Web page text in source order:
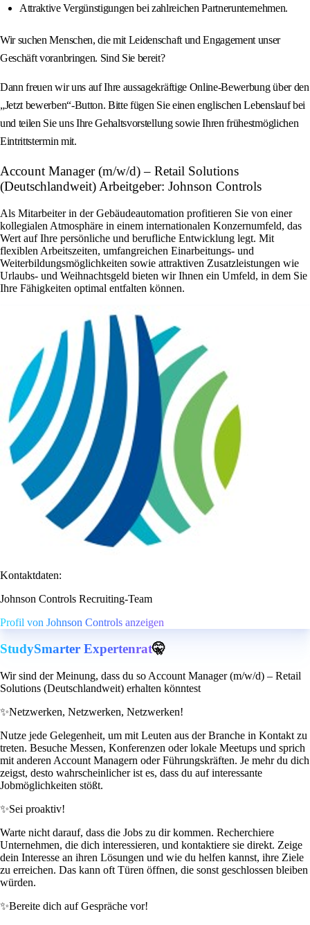
Attraktive Vergünstigungen bei zahlreichen Partnerunternehmen.
Wir suchen Menschen, die mit Leidenschaft und Engagement unser
Geschäft voranbringen. Sind Sie bereit?
Dann freuen wir uns auf Ihre aussagekräftige Online-Bewerbung über den
„Jetzt bewerben“-Button. Bitte fügen Sie einen englischen Lebenslauf bei
und teilen Sie uns Ihre Gehaltsvorstellung sowie Ihren frühestmöglichen
Eintrittstermin mit.
Account Manager (m/w/d) – Retail Solutions
(Deutschlandweit) Arbeitgeber: Johnson Controls
Als Mitarbeiter in der Gebäudeautomation profitieren Sie von einer
kollegialen Atmosphäre in einem internationalen Konzernumfeld, das
Wert auf Ihre persönliche und berufliche Entwicklung legt. Mit
flexiblen Arbeitszeiten, umfangreichen Einarbeitungs- und
Weiterbildungsmöglichkeiten sowie attraktiven Zusatzleistungen wie
Urlaubs- und Weihnachtsgeld bieten wir Ihnen ein Umfeld, in dem Sie
Ihre Fähigkeiten optimal entfalten können.
Kontaktdaten:
Johnson Controls Recruiting-Team
Profil von Johnson Controls anzeigen
StudySmarter Expertenrat🤫
Wir sind der Meinung, dass du so Account Manager (m/w/d) – Retail
Solutions (Deutschlandweit) erhalten könntest
✨Netzwerken, Netzwerken, Netzwerken!
Nutze jede Gelegenheit, um mit Leuten aus der Branche in Kontakt zu
treten. Besuche Messen, Konferenzen oder lokale Meetups und sprich
mit anderen Account Managern oder Führungskräften. Je mehr du dich
zeigst, desto wahrscheinlicher ist es, dass du auf interessante
Jobmöglichkeiten stößt.
✨Sei proaktiv!
Warte nicht darauf, dass die Jobs zu dir kommen. Recherchiere
Unternehmen, die dich interessieren, und kontaktiere sie direkt. Zeige
dein Interesse an ihren Lösungen und wie du helfen kannst, ihre Ziele
zu erreichen. Das kann oft Türen öffnen, die sonst geschlossen bleiben
würden.
✨Bereite dich auf Gespräche vor!